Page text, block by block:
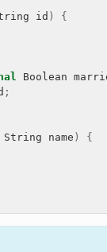
id )
{
Boolean
;
String name )
{